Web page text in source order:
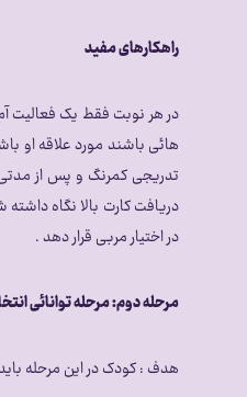
راهکارهای مفید
در هر نوبت فقط یک فعالیت
هائی باشند مورد علاقه او
تدریجی کمرنگ و پس از
دریافت کارت بالا نگاه
در اختیار مربی قرار دهد .
مرحله دوم: مرحله توانائی
هدف : کودک در این مرحله باید